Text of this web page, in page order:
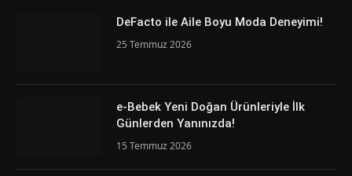
DeFacto ile Aile Boyu Moda Deneyimi!
25 Temmuz 2026
e-Bebek Yeni Doğan Ürünleriyle İlk
Günlerden Yanınızda!
15 Temmuz 2026